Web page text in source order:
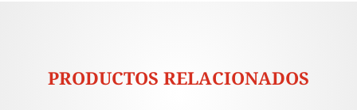
PRODUCTOS RELACIONADOS